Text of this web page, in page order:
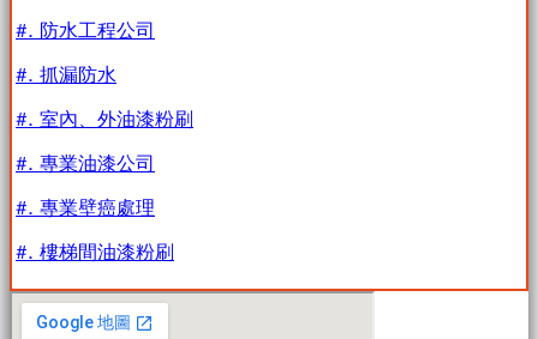
#. 防水工程公司
#. 抓漏防水
#. 室內、外油漆粉刷
#. 專業油漆公司
#. 專業壁癌處理
#. 樓梯間油漆粉刷